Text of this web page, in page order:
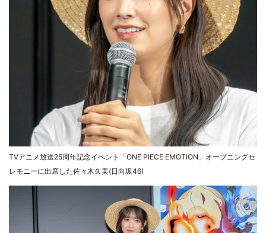
TVアニメ放送25周年記念イベント「ONE PIECE EMOTION」オープニングセ
レモニーに出席した佐々木久美(日向坂46)